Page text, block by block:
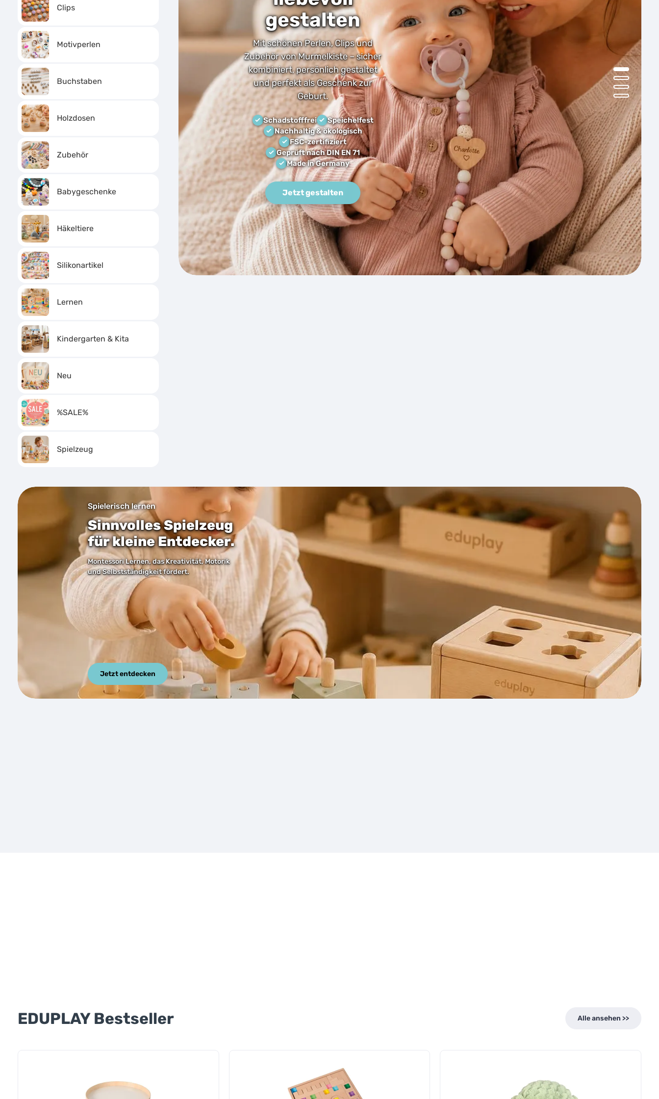
Clips
Motivperlen
Buchstaben
Holzdosen
Zubehör
Babygeschenke
Häkeltiere
Silikonartikel
Lernen
Kindergarten & Kita
Neu
%SALE%
Spielzeug
gestalten
Mit schönen Perlen, Clips und
Zubehör von Murmelkiste – sicher
kombiniert, persönlich gestaltet
und perfekt als Geschenk zur
Geburt.
Schadstofffrei
Speichelfest
Nachhaltig & ökologisch
FSC-zertifiziert
Geprüft nach DIN EN 71
Made in Germany
Jetzt gestalten
Entdeckungen und ein gemütliches
Babyzimmer.
Mobile entdecken
Bildergalerie überspringen
Spielerisch lernen
Sinnvolles Spielzeug
für kleine Entdecker.
Montessori Lernen, das Kreativität, Motorik
und Selbstständigkeit fördert.
Jetzt entdecken
EDUPLAY Bestseller Alle ansehen >>
Produktgalerie überspringen